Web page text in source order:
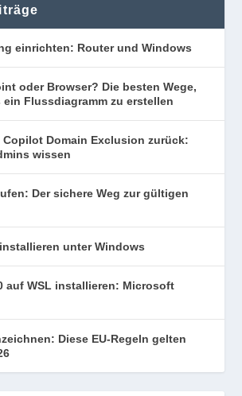
einrichten: Router und Windows
oder Browser? Die besten Wege,
Flussdiagramm zu erstellen
Domain Exclusion zurück:
wissen
Der sichere Weg zur gültigen
unter Windows
auf WSL installieren: Microsoft
Diese EU-Regeln gelten